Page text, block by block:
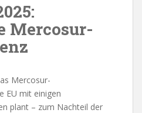
Mercosur-
Mercosur-
EU mit einigen
plant – zum Nachteil der